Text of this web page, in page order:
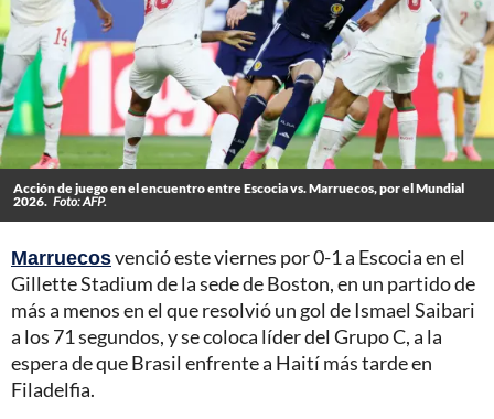
Acción de juego en el encuentro entre Escocia vs. Marruecos, por el Mundial
2026. Foto: AFP.
Marruecosvenció este viernes por 0-1 a Escocia en el
Gillette Stadium de la sede de Boston, en un partido de
más a menos en el que resolvió un gol de Ismael Saibari
a los 71 segundos, y se coloca líder del Grupo C, a la
espera de que Brasil enfrente a Haití más tarde en
Filadelfia.